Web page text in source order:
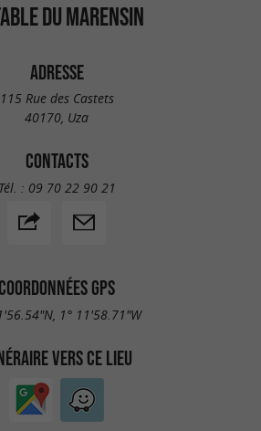
DU MARENSIN
ADRESSE
115 Rue des Castets
40170, Uza
CONTACTS
Tél. : 09 70 22 90 21
COORDONNÉES GPS
1° 11'58.71"W
VERS CE LIEU